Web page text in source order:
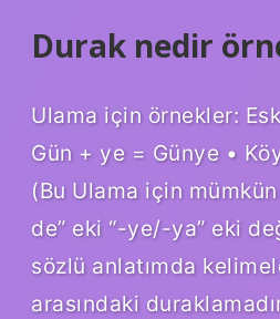
Durak nedir
Ulama için örnekler:
Gün + ye = Günye •
(Bu Ulama için
de” eki “-ye/-ya” eki
sözlü anlatımda
arasındaki